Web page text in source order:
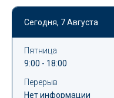
Сегодня, 7 Августа
Пятница
9:00 - 18:00
Перерыв
Нет информации